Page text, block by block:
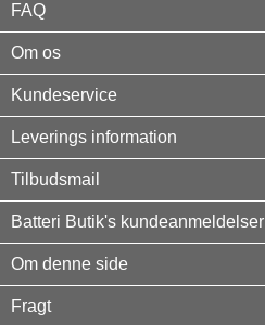
FAQ
Om os
Kundeservice
Leverings information
Tilbudsmail
Batteri Butik's kundeanmeldelser
Om denne side
Fragt